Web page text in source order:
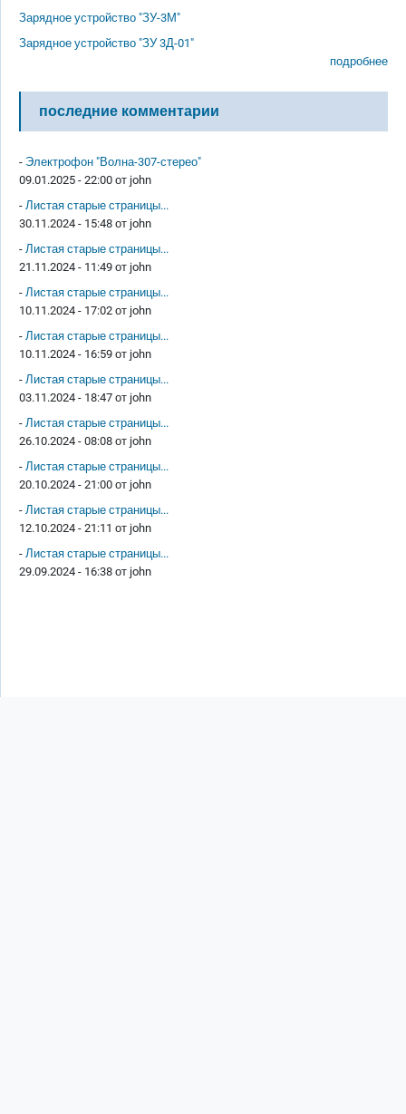
Зарядное устройство "ЗУ-3М"
Зарядное устройство "ЗУ 3Д-01"
подробнее
последние комментарии
- Электрофон "Волна-307-стерео"
09.01.2025 - 22:00 от john
- Листая старые страницы...
30.11.2024 - 15:48 от john
- Листая старые страницы...
21.11.2024 - 11:49 от john
- Листая старые страницы...
10.11.2024 - 17:02 от john
- Листая старые страницы...
10.11.2024 - 16:59 от john
- Листая старые страницы...
03.11.2024 - 18:47 от john
- Листая старые страницы...
26.10.2024 - 08:08 от john
- Листая старые страницы...
20.10.2024 - 21:00 от john
- Листая старые страницы...
12.10.2024 - 21:11 от john
- Листая старые страницы...
29.09.2024 - 16:38 от john